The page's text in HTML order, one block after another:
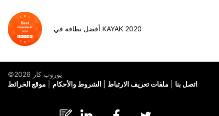
أفضل نظافة في KAYAK 2020
©يوروب كار 2026
موقع الخرائط
الشروط والأحكام ملفات تعريف الارتباط اتصل بنا